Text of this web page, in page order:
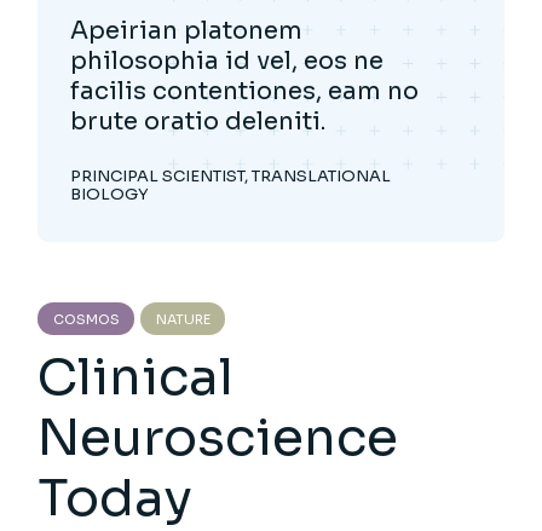
Apeirian platonem
philosophia id vel, eos ne
facilis contentiones, eam no
brute oratio deleniti.
PRINCIPAL SCIENTIST, TRANSLATIONAL
BIOLOGY
COSMOS NATURE
Clinical
Neuroscience
Today